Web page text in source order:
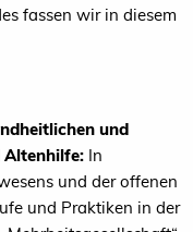
fassen wir in diesem
und
Altenhilfe: In
und der offenen
und Praktiken in der